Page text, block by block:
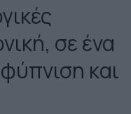
σε ένα
και